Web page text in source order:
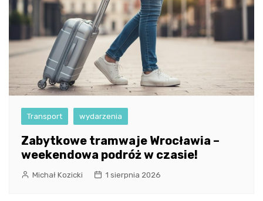
Transport wydarzenia
Zabytkowe tramwaje Wrocławia –
weekendowa podróż w czasie!
Michał Kozicki 1 sierpnia 2026